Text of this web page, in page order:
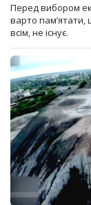
Перед вибором
варто пам’ятати,
всім, не існує.